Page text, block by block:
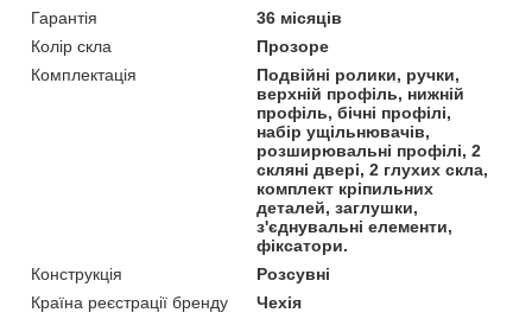
Гарантія
36 місяців
Колір скла
Прозоре
Комплектація
Подвійні ролики, ручки,
верхній профіль, нижній
профіль, бічні профілі,
набір ущільнювачів,
розширювальні профілі, 2
скляні двері, 2 глухих скла,
комплект кріпильних
деталей, заглушки,
з'єднувальні елементи,
фіксатори.
Конструкція
Розсувні
Країна реєстрації бренду
Чехія